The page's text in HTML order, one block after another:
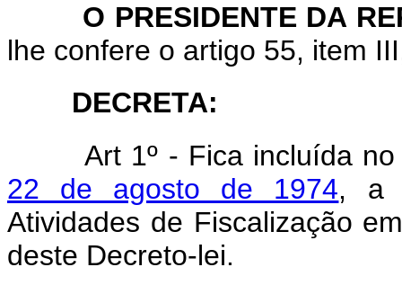
O PRESIDENTE DA
lhe confere o artigo 55, item
DECRETA:
Art 1º - Fica incluída no
22 de agosto de 1974, a
Atividades de Fiscalização
deste Decreto-lei.